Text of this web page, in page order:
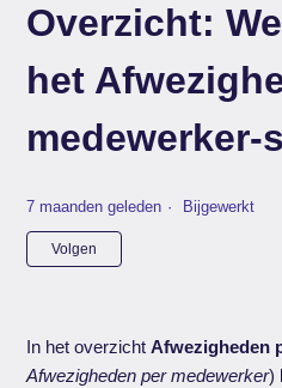
Overzicht:
het
medewerker-
7 maanden geleden Bijgewerkt
Volgen
In het overzichtAfwezigheden
Afwezigheden per medewerker)